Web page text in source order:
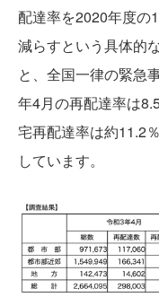
配達率を2020年度の
減らすという具体的
と、全国一律の緊急
年4月の再配達率は
宅再配達率は約11.2
しています。